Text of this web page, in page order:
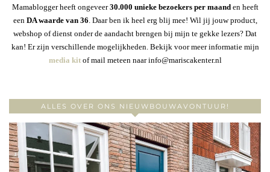
Mamablogger heeft ongeveer30.000 unieke bezoekers per maanden heeft
een DA waarde van 36 . Daar ben ik heel erg blij mee! Wil jij jouw product,
webshop of dienst onder de aandacht brengen bij mijn te gekke lezers? Dat
kan! Er zijn verschillende mogelijkheden. Bekijk voor meer informatie mijn
media kitof mail meteen naar info@mariscakenter.nl
ALLES OVER ONS NIEUWBOUWAVONTUUR!